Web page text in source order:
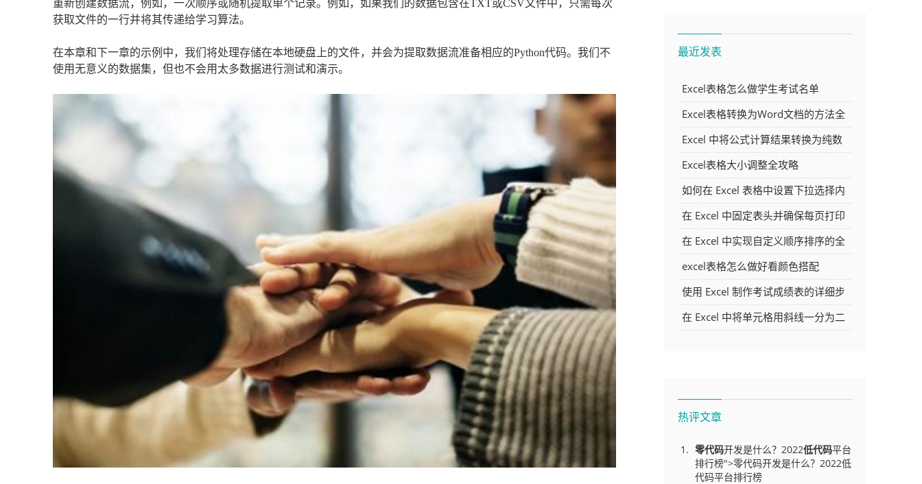
重新创建数据流，例如，一次顺序或随机提取单个记录。例如，如果我们的数据包含在TXT或CSV文件中，只需每次
获取文件的一行并将其传递给学习算法。
在本章和下一章的示例中，我们将处理存储在本地硬盘上的文件，并会为提取数据流准备相应的Python代码。我们不
使用无意义的数据集，但也不会用太多数据进行测试和演示。
最近发表
Excel表格怎么做学生考试名单
Excel表格转换为Word文档的方法全
解析
Excel 中将公式计算结果转换为纯数
字的多种方法
Excel表格大小调整全攻略
如何在 Excel 表格中设置下拉选择内
容
在 Excel 中固定表头并确保每页打印
时都显示表头的方法详解
在 Excel 中实现自定义顺序排序的全
面指南
excel表格怎么做好看颜色搭配
使用 Excel 制作考试成绩表的详细步
骤及技巧
在 Excel 中将单元格用斜线一分为二
热评文章
零代码开发是什么？2022低代码平台
排行榜">零代码开发是什么？2022低
代码平台排行榜